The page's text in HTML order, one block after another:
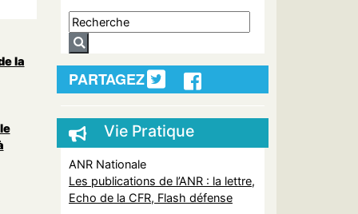
la
PARTAGEZ
Vie Pratique
ANR Nationale
Les publications de l’ANR : la lettre,
Echo de la CFR, Flash défense